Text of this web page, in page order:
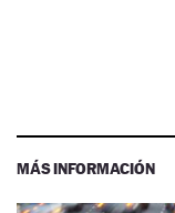
MÁS INFORMACIÓN